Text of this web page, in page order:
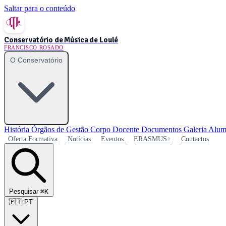
Saltar para o conteúdo
Conservatório de Música de Loulé
FRANCISCO ROSADO
O Conservatório
História Órgãos de Gestão Corpo Docente Documentos Galeria
Oferta Formativa Notícias Eventos ERASMUS+ Contactos
Pesquisar ⌘K
🇵🇹 PT